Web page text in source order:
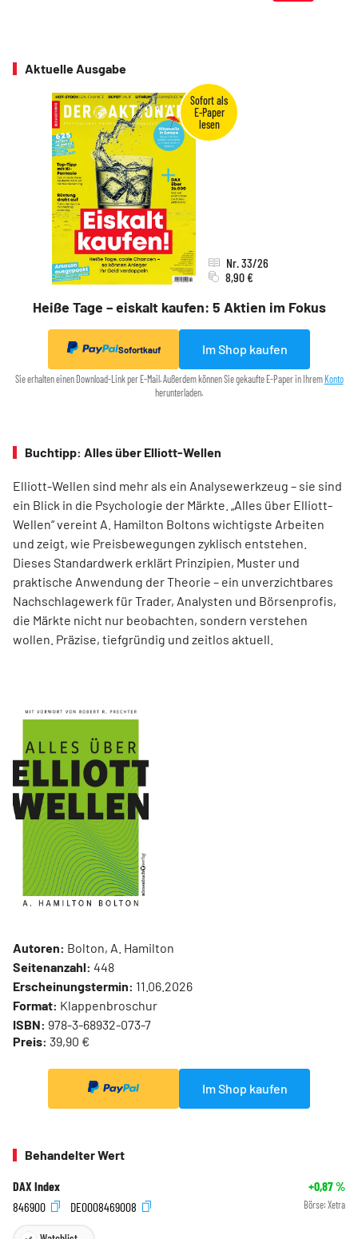
Aktuelle Ausgabe
Heiße Tage – eiskalt kaufen: 5 Aktien im Fokus
Nr. 33/26
8,90 €
Sofortkauf Im Shop kaufen
Sie erhalten einen Download-Link per E-Mail. Außerdem können Sie gekaufte E-Paper in Ihrem Konto
herunterladen.
Buchtipp: Alles über Elliott-Wellen
Elliott-Wellen sind mehr als ein Analysewerkzeug – sie sind
ein Blick in die Psychologie der Märkte. „Alles über Elliott-
Wellen“ vereint A. Hamilton Boltons wichtigste Arbeiten
und zeigt, wie Preisbewegungen zyklisch entstehen.
Dieses Standardwerk erklärt Prinzipien, Muster und
praktische Anwendung der Theorie – ein unverzichtbares
Nachschlagewerk für Trader, Analysten und Börsenprofis,
die Märkte nicht nur beobachten, sondern verstehen
wollen. Präzise, tiefgründig und zeitlos aktuell.
Autoren: Bolton, A. Hamilton
Seitenanzahl: 448
Erscheinungstermin: 11.06.2026
Format: Klappenbroschur
ISBN: 978-3-68932-073-7
Preis: 39,90 €
Im Shop kaufen
Behandelter Wert
DAX Index +0,87%
846900
DE0008469008 Börse: Xetra